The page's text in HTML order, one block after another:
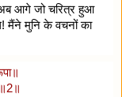
आगे जो चरित्र हुआ
मैंने मुनि के वचनों का